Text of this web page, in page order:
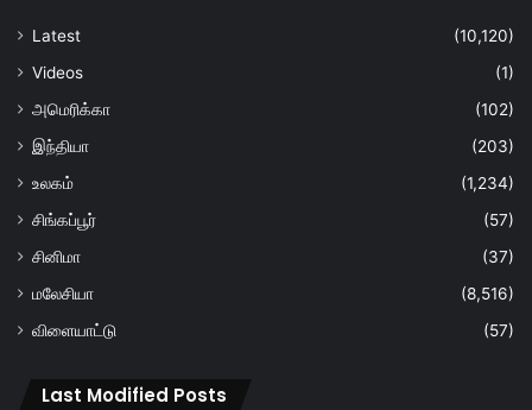
Latest
(10,120)
Videos
(1)
அமெரிக்கா
(102)
இந்தியா
(203)
உலகம்
(1,234)
சிங்கப்பூர்
(57)
சினிமா
(37)
மலேசியா
(8,516)
விளையாட்டு
(57)
Last Modified Posts